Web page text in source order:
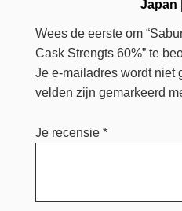
Japan
Wees de eerste om
Cask Strengts 60%” te
Je e-mailadres wordt niet
velden zijn gemarkeerd
Je recensie *